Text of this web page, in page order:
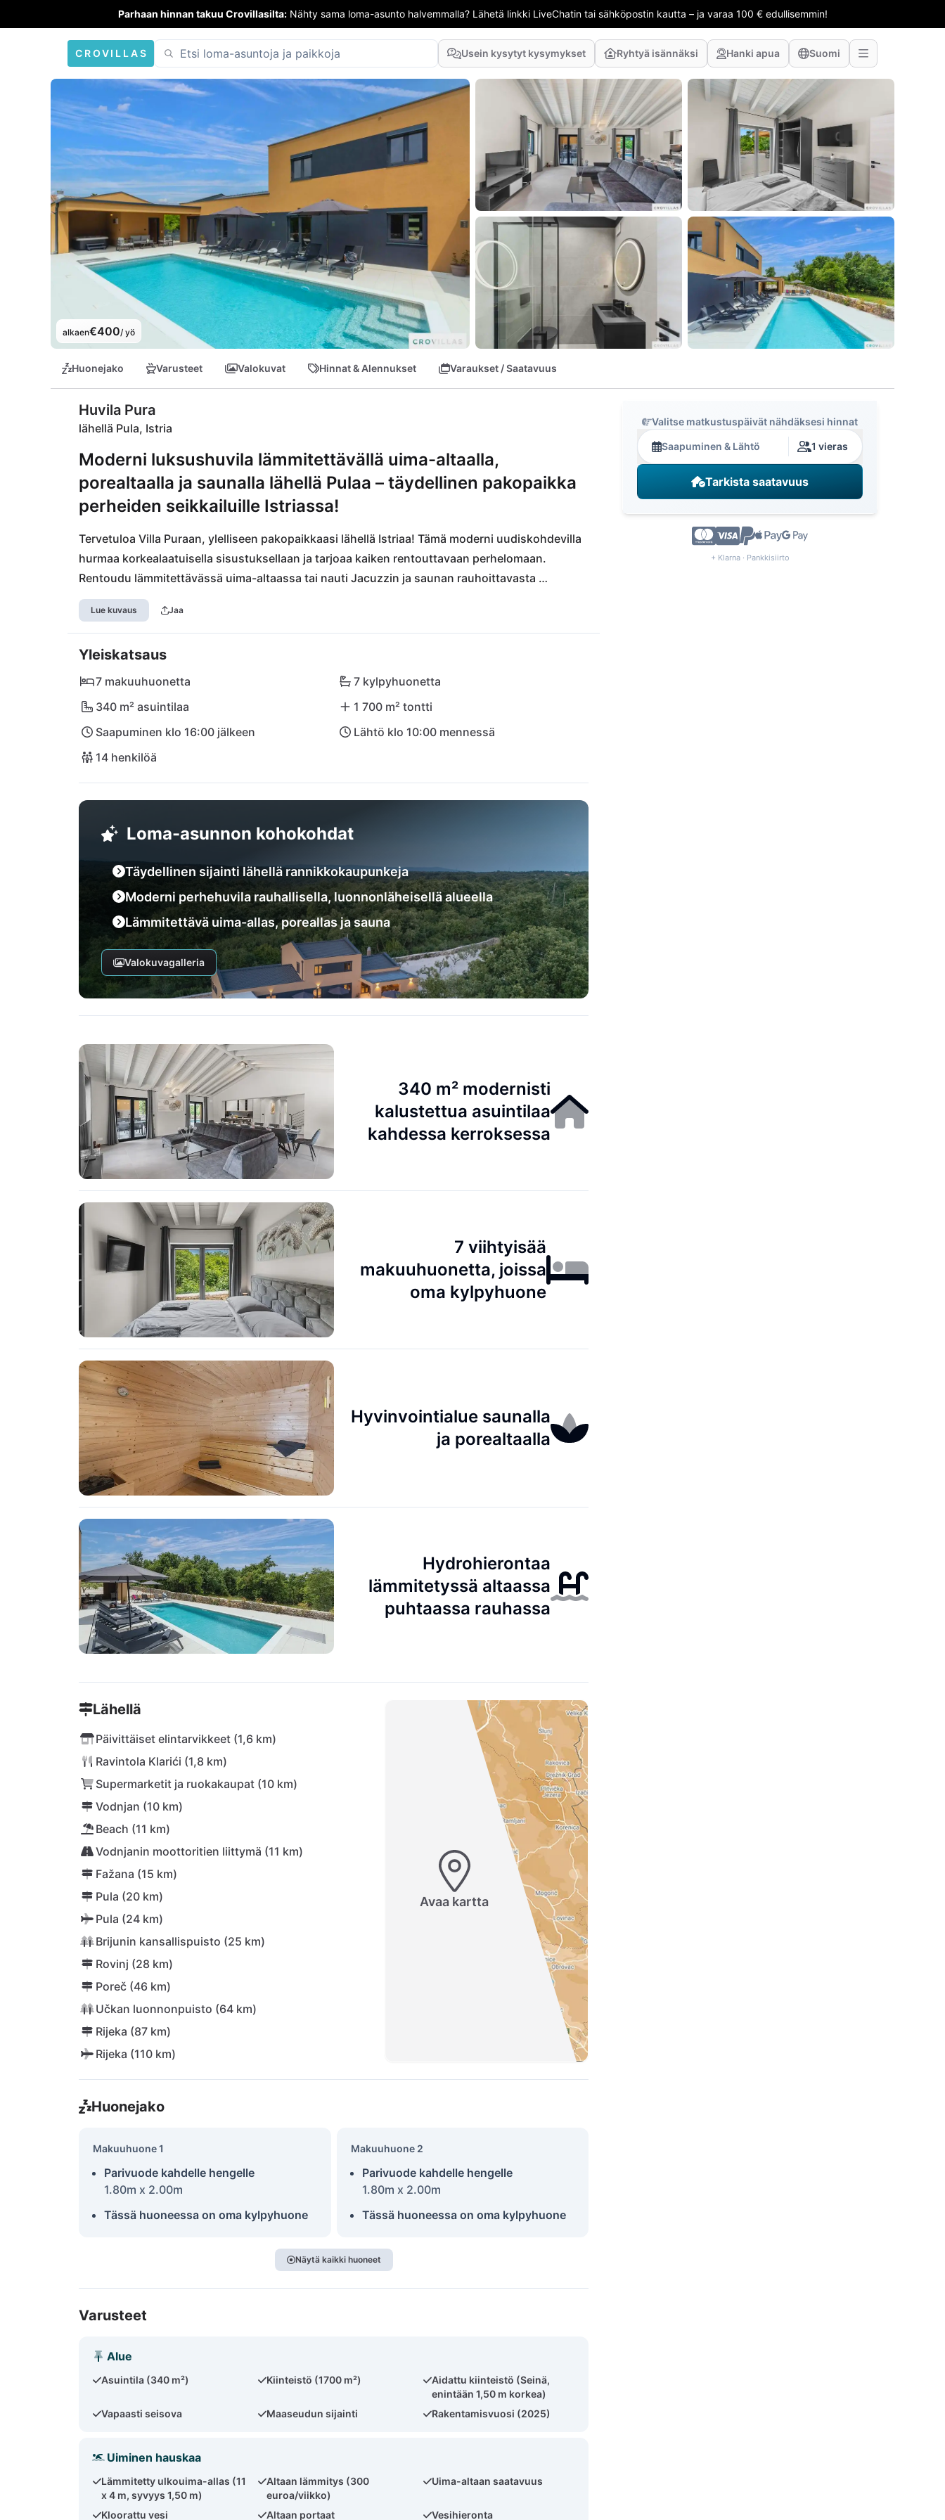
Parhaan hinnan takuu Crovillasilta: Nähty sama loma-asunto halvemmalla? Lähetä linkki LiveChatin tai sähköpostin kautta – ja varaa 100 € edullisemmin!
CROVILLAS Usein kysytyt kysymykset Ryhtyä isännäksi Hanki apua Suomi
alkaen€400/ yö
Huonejako Varusteet Valokuvat Hinnat & Alennukset Varaukset / Saatavuus
Huvila Pura
lähellä Pula, Istria
Moderni luksushuvila lämmitettävällä uima-altaalla,
porealtaalla ja saunalla lähellä Pulaa – täydellinen pakopaikka
perheiden seikkailuille Istriassa!
Tervetuloa Villa Puraan, ylelliseen pakopaikkaasi lähellä Istriaa! Tämä moderni uudiskohdevilla
hurmaa korkealaatuisella sisustuksellaan ja tarjoaa kaiken rentouttavaan perhelomaan.
Rentoudu lämmitettävässä uima-altaassa tai nauti Jacuzzin ja saunan rauhoittavasta
lämmöstä. Vain muutaman kilometrin päässä odottavat viehättävä Fažana ja historiallinen Pula
kulttuurisine aarteineen. Luonnon ystäville Brijunin kansallispuisto on ehdoton vierailukohde,
kun taas rannan ystävät löytävät nauttimista lähialueen rantakaistaleilta. Kulinaristisia
elämyksiä tarjoaa lähellä sijaitseva Klarići-ravintola, ja päivittäistavarat saat helposti
supermarketista. Koe vertaansa vailla olevia hetkiä tässä unelmakodissa!
Lue kuvaus Jaa
Yleiskatsaus
7 makuuhuonetta
7 kylpyhuonetta
340 m² asuintilaa
1 700 m² tontti
Saapuminen klo 16:00 jälkeen
Lähtö klo 10:00 mennessä
14 henkilöä
Loma-asunnon kohokohdat
Täydellinen sijainti lähellä rannikkokaupunkeja
Moderni perhehuvila rauhallisella, luonnonläheisellä alueella
Lämmitettävä uima-allas, poreallas ja sauna
Valokuvagalleria
340 m² modernisti
kalustettua asuintilaa
kahdessa kerroksessa
7 viihtyisää
makuuhuonetta, joissa
oma kylpyhuone
Hyvinvointialue saunalla
ja porealtaalla
Hydrohierontaa
lämmitetyssä altaassa
puhtaassa rauhassa
Lähellä
Päivittäiset elintarvikkeet (1,6 km)
Ravintola Klarići (1,8 km)
Supermarketit ja ruokakaupat (10 km)
Vodnjan (10 km)
Beach (11 km)
Vodnjanin moottoritien liittymä (11 km)
Fažana (15 km)
Pula (20 km)
Pula (24 km)
Brijunin kansallispuisto (25 km)
Rovinj (28 km)
Poreč (46 km)
Učkan luonnonpuisto (64 km)
Rijeka (87 km)
Rijeka (110 km)
Avaa kartta
Huonejako
Makuuhuone 1
Parivuode kahdelle hengelle
1.80m x 2.00m
Tässä huoneessa on oma kylpyhuone
Makuuhuone 2
Parivuode kahdelle hengelle
1.80m x 2.00m
Tässä huoneessa on oma kylpyhuone
Näytä kaikki huoneet
Varusteet
Alue
Asuintila (340 m²) Kiinteistö (1700 m²)
Aidattu kiinteistö (Seinä,
enintään 1,50 m korkea)
Vapaasti seisova
Maaseudun sijainti Rakentamisvuosi (2025)
Uiminen hauskaa
Lämmitetty ulkouima-allas (11
x 4 m, syvyys 1,50 m)
Altaan lämmitys (300
euroa/viikko)
Uima-altaan saatavuus
Kloorattu vesi Altaan portaat Vesihieronta
Valitse matkustuspäivät nähdäksesi hinnat
Saapuminen & Lähtö 1 vieras
Tarkista saatavuus
+ Klarna · Pankkisiirto